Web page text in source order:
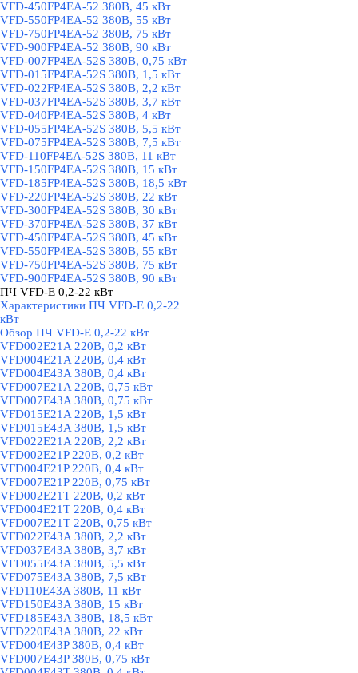
VFD-450FP4EA-52 380В, 45 кВт
VFD-550FP4EA-52 380В, 55 кВт
VFD-750FP4EA-52 380В, 75 кВт
VFD-900FP4EA-52 380В, 90 кВт
VFD-007FP4EA-52S 380В, 0,75 кВт
VFD-015FP4EA-52S 380В, 1,5 кВт
VFD-022FP4EA-52S 380В, 2,2 кВт
VFD-037FP4EA-52S 380В, 3,7 кВт
VFD-040FP4EA-52S 380В, 4 кВт
VFD-055FP4EA-52S 380В, 5,5 кВт
VFD-075FP4EA-52S 380В, 7,5 кВт
VFD-110FP4EA-52S 380В, 11 кВт
VFD-150FP4EA-52S 380В, 15 кВт
VFD-185FP4EA-52S 380В, 18,5 кВт
VFD-220FP4EA-52S 380В, 22 кВт
VFD-300FP4EA-52S 380В, 30 кВт
VFD-370FP4EA-52S 380В, 37 кВт
VFD-450FP4EA-52S 380В, 45 кВт
VFD-550FP4EA-52S 380В, 55 кВт
VFD-750FP4EA-52S 380В, 75 кВт
VFD-900FP4EA-52S 380В, 90 кВт
ПЧ VFD-E 0,2-22 кВт
Характеристики ПЧ VFD-E 0,2-22
кВт
Обзор ПЧ VFD-E 0,2-22 кВт
VFD002E21A 220В, 0,2 кВт
VFD004E21A 220В, 0,4 кВт
VFD004E43A 380В, 0,4 кВт
VFD007E21A 220В, 0,75 кВт
VFD007E43A 380В, 0,75 кВт
VFD015E21A 220В, 1,5 кВт
VFD015E43A 380В, 1,5 кВт
VFD022E21A 220В, 2,2 кВт
VFD002E21P 220В, 0,2 кВт
VFD004E21P 220В, 0,4 кВт
VFD007E21P 220В, 0,75 кВт
VFD002E21T 220В, 0,2 кВт
VFD004E21T 220В, 0,4 кВт
VFD007E21T 220В, 0,75 кВт
VFD022E43A 380В, 2,2 кВт
VFD037E43A 380В, 3,7 кВт
VFD055E43A 380В, 5,5 кВт
VFD075E43A 380В, 7,5 кВт
VFD110E43A 380В, 11 кВт
VFD150E43A 380В, 15 кВт
VFD185E43A 380В, 18,5 кВт
VFD220E43A 380В, 22 кВт
VFD004E43P 380В, 0,4 кВт
VFD007E43P 380В, 0,75 кВт